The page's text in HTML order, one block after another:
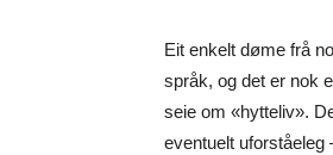
Eit enkelt døme frå
språk, og det er nok
seie om «hytteliv».
eventuelt